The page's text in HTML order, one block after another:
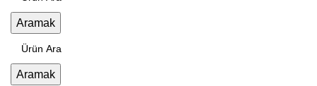
Aramak
Aramak